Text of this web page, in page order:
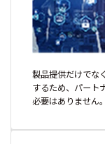
製品提供だけでな
するため、パート
必要はありません。